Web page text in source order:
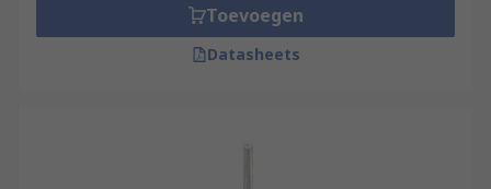
Toevoegen
Datasheets